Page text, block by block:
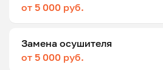
от 5 000 руб.
Замена осушителя
от 5 000 руб.